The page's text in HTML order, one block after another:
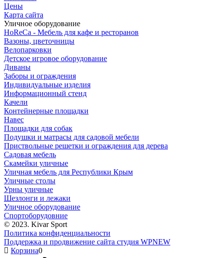
Цены
Карта сайта
Уличное оборудование
HoReCa - Мебель для кафе и ресторанов
Вазоны, цветочницы
Велопарковки
Детское игровое оборудование
Диваны
Заборы и ограждения
Индивидуальные изделия
Информационный стенд
Качели
Контейнерные площадки
Навес
Площадки для собак
Подушки и матрасы для садовой мебели
Приствольные решетки и ограждения для дерева
Садовая мебель
Скамейки уличные
Уличная мебель для Республики Крым
Уличные столы
Урны уличные
Шезлонги и лежаки
Уличное оборудование
Спортоборудовние
© 2023. Kivar Sport
Политика конфиденциальности
Поддержка и продвижение сайта студия WPNEW
Корзина0